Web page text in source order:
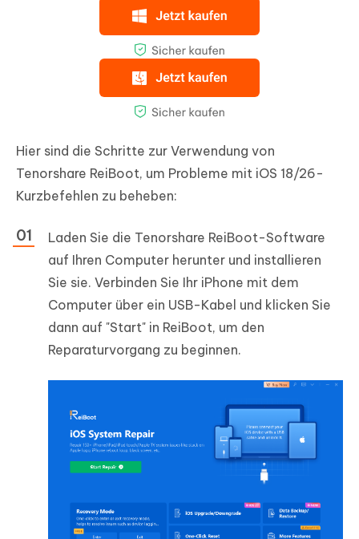
Hier sind die Schritte zur Verwendung von
Tenorshare ReiBoot, um Probleme mit iOS 18/26-
Kurzbefehlen zu beheben:
Laden Sie die Tenorshare ReiBoot-Software
auf Ihren Computer herunter und installieren
Sie sie. Verbinden Sie Ihr iPhone mit dem
Computer über ein USB-Kabel und klicken Sie
dann auf "Start" in ReiBoot, um den
Reparaturvorgang zu beginnen.